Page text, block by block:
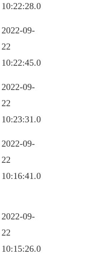
10:22:28.0
2022-09-
22
10:22:45.0
2022-09-
22
10:23:31.0
2022-09-
22
10:16:41.0
2022-09-
22
10:15:26.0